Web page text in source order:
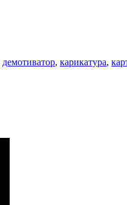
демотиватор, карикатура,